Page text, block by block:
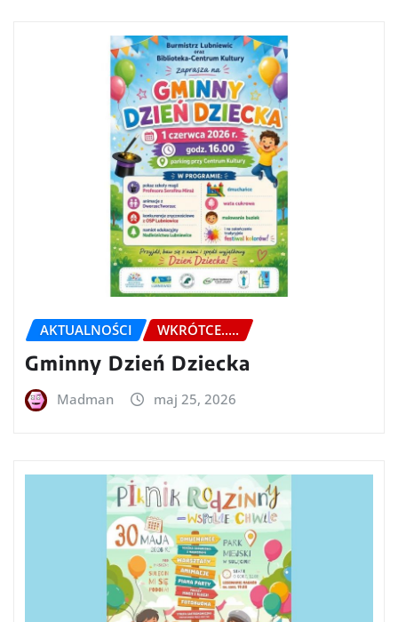
AKTUALNOŚCI WKRÓTCE.....
Gminny Dzień Dziecka
Madman maj 25, 2026